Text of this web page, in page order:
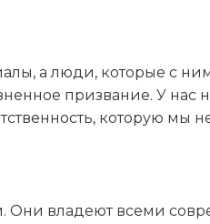
а люди, которые с
призвание. У нас
которую мы
владеют всеми